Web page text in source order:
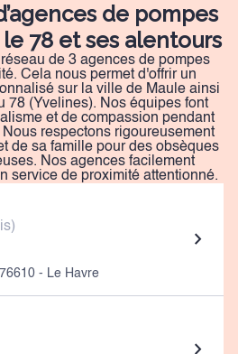
de pompes
78 et ses alentours
de 3 agences de pompes
Cela nous permet d'offrir un
sur la ville de Maule ainsi
78 (Yvelines). Nos équipes font
et de compassion pendant
respectons rigoureusement
de sa famille pour des obsèques
Nos agences facilement
service de proximité attentionné.
- Le Havre